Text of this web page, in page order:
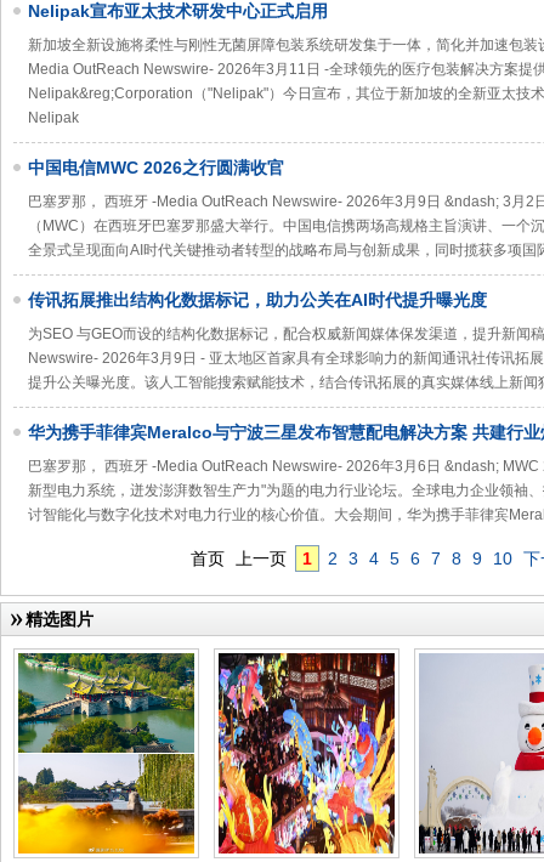
Nelipak宣布亚太技术研发中心正式启用
新加坡全新设施将柔性与刚性无菌屏障包装系统研发集于一体，简化并加速包
Media OutReach Newswire- 2026年3月11日 -全球领先的医疗包装解决方案提
Nelipak&reg;Corporation（"Nelipak"）今日宣布，其位于新加坡的全新亚太技
Nelipak
中国电信MWC 2026之行圆满收官
巴塞罗那， 西班牙 -Media OutReach Newswire- 2026年3月9日 &ndash; 3月2
（MWC）在西班牙巴塞罗那盛大举行。中国电信携两场高规格主旨演讲、一个
全景式呈现面向AI时代关键推动者转型的战略布局与创新成果，同时揽获多项国
传讯拓展推出结构化数据标记，助力公关在AI时代提升曝光度
为SEO 与GEO而设的结构化数据标记，配合权威新闻媒体保发渠道，提升新闻
Newswire- 2026年3月9日 - 亚太地区首家具有全球影响力的新闻通讯社传讯拓
提升公关曝光度。该人工智能搜索赋能技术，结合传讯拓展的真实媒体线上新
华为携手菲律宾Meralco与宁波三星发布智慧配电解决方案 共建行
巴塞罗那， 西班牙 -Media OutReach Newswire- 2026年3月6日 &ndash;
新型电力系统，迸发澎湃数智生产力"为题的电力行业论坛。全球电力企业领袖
讨智能化与数字化技术对电力行业的核心价值。大会期间，华为携手菲律宾
首页 上一页 1 2 3 4 5 6 7 8 9 10 下
精选图片